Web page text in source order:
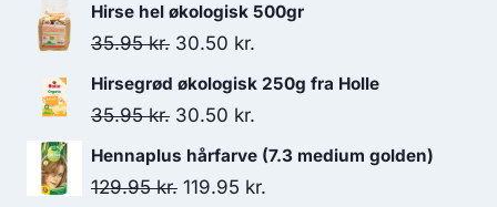
Hirse hel økologisk 500gr
35.95kr. Den
oprindelige
pris
var:
35.95 kr..
30.50 kr.
aktuelle
er:
Hirsegrød økologisk 250g fra Holle
35.95kr. Den
oprindelige
pris
30.50 kr.
aktuelle
pris
Hennaplus hårfarve (7.3 medium golden)
129.95kr. Den
119.95 kr.